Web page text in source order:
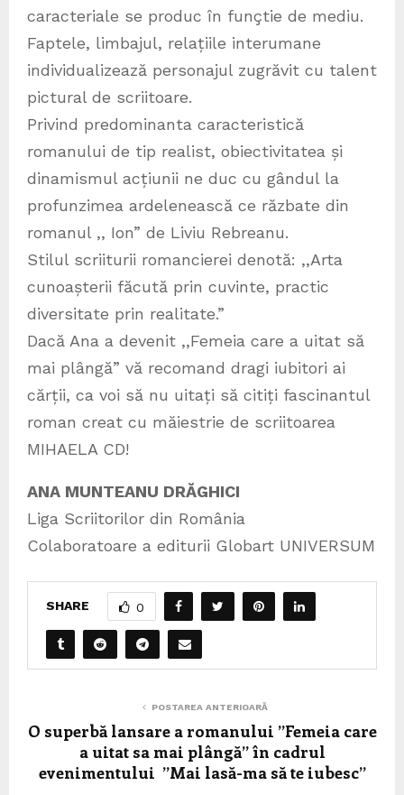
caracteriale se produc în funçtie de mediu.
Faptele, limbajul, relațiile interumane
individualizează personajul zugrăvit cu talent
pictural de scriitoare.
Privind predominanta caracteristică
romanului de tip realist, obiectivitatea și
dinamismul acțiunii ne duc cu gândul la
profunzimea ardelenească ce răzbate din
romanul ,, Ion” de Liviu Rebreanu.
Stilul scriiturii romancierei denotă: ,,Arta
cunoașterii făcută prin cuvinte, practic
diversitate prin realitate.”
Dacă Ana a devenit ,,Femeia care a uitat să
mai plângă” vă recomand dragi iubitori ai
cărții, ca voi să nu uitați să citiți fascinantul
roman creat cu măiestrie de scriitoarea
MIHAELA CD!
ANA MUNTEANU DRĂGHICI
Liga Scriitorilor din România
Colaboratoare a editurii Globart UNIVERSUM
SHARE 0
POSTAREA ANTERIOARĂ
O superbă lansare a romanului ”Femeia care
a uitat sa mai plângă” în cadrul
evenimentului ”Mai lasă-ma să te iubesc”